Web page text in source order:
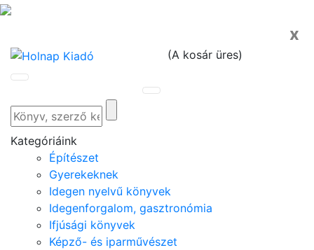
x
(A kosár üres)
Kategóriáink
Építészet
Gyerekeknek
Idegen nyelvű könyvek
Idegenforgalom, gasztronómia
Ifjúsági könyvek
Képző- és iparművészet